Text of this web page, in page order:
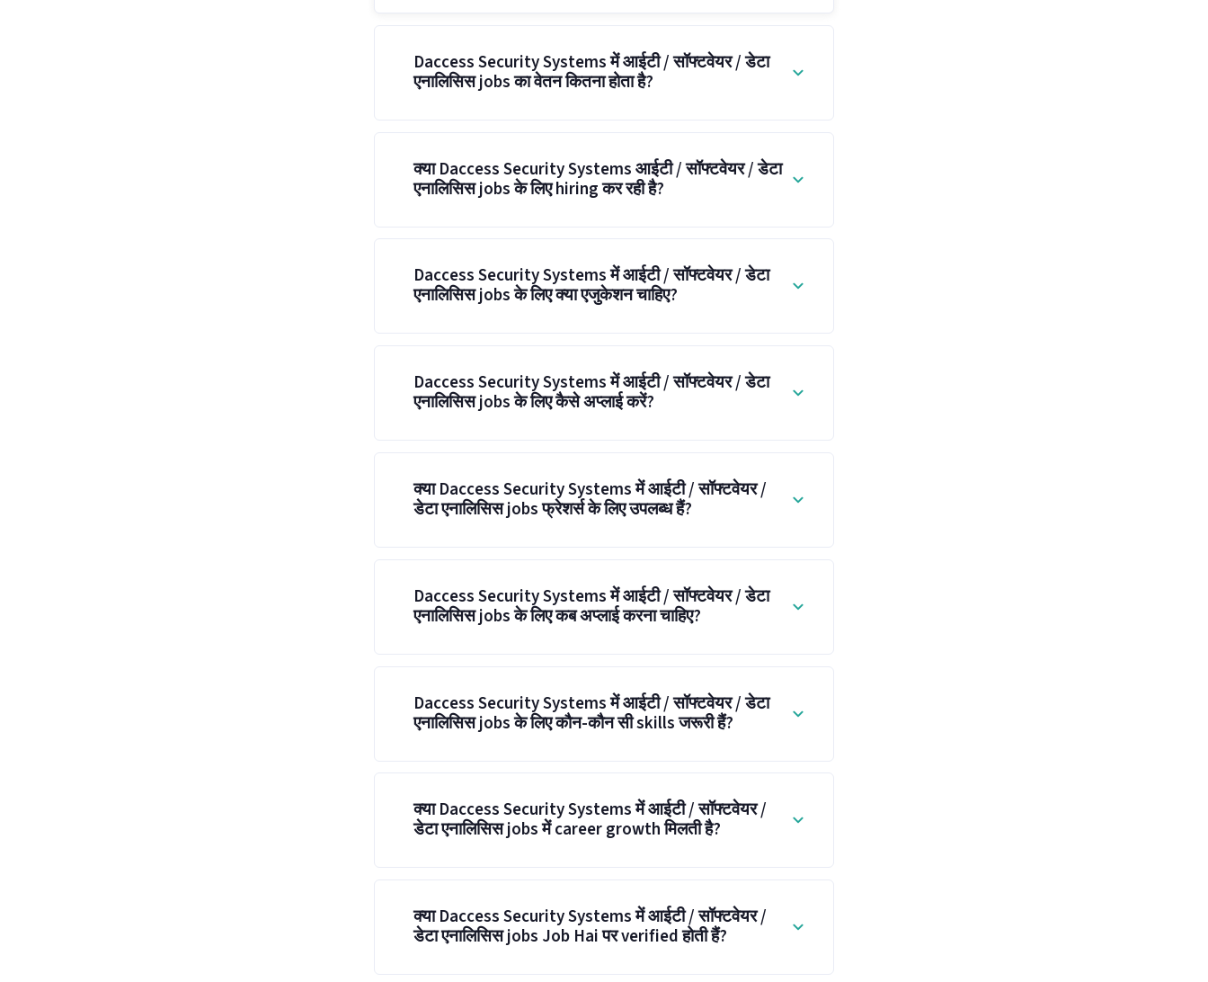
Daccess Security Systems में आईटी / सॉफ्टवेयर / डेटा
एनालिसिस jobs का वेतन कितना होता है?
क्या Daccess Security Systems आईटी / सॉफ्टवेयर / डेटा
एनालिसिस jobs के लिए hiring कर रही है?
Daccess Security Systems में आईटी / सॉफ्टवेयर / डेटा
एनालिसिस jobs के लिए क्या एजुकेशन चाहिए?
Daccess Security Systems में आईटी / सॉफ्टवेयर / डेटा
एनालिसिस jobs के लिए कैसे अप्लाई करें?
क्या Daccess Security Systems में आईटी / सॉफ्टवेयर /
डेटा एनालिसिस jobs फ्रेशर्स के लिए उपलब्ध हैं?
Daccess Security Systems में आईटी / सॉफ्टवेयर / डेटा
एनालिसिस jobs के लिए कब अप्लाई करना चाहिए?
Daccess Security Systems में आईटी / सॉफ्टवेयर / डेटा
एनालिसिस jobs के लिए कौन-कौन सी skills जरूरी हैं?
क्या Daccess Security Systems में आईटी / सॉफ्टवेयर /
डेटा एनालिसिस jobs में career growth मिलती है?
क्या Daccess Security Systems में आईटी / सॉफ्टवेयर /
डेटा एनालिसिस jobs Job Hai पर verified होती हैं?